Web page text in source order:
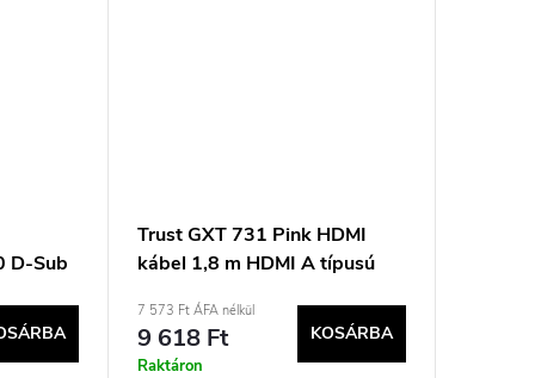
D-Sub
Trust GXT 731 Pink HDMI
kábel 1,8 m HDMI A típusú
7 573 Ft ÁFA nélkül
9 618 Ft
Raktáron
KOSÁRBA